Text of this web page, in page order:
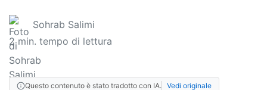
Sohrab Salimi
2min. tempo di lettura
Questo contenuto è stato tradotto con IA. Vedi originale